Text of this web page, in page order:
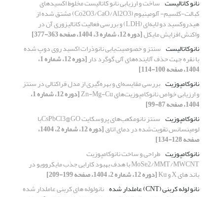
نانو کاتالیست ساخت و ارزیابی نانو کاتالیست مخلوط اکسیدهای
کبالت-کلسیم- آلومینیوم (Co2O3/CaO/Al2O3) مشتق شده از
هیدروکسید دو لایه‌ای (LDH) و بررسی فعالیت کاتالیزوری آن در
واکنش افزایش مایکل[دوره 12، شماره 3، 1404، صفحه 363-377]
نانوکاتالیست سنتز و خصوصیت‌یابی نانوذرات اکسید روی دوپ شده
با نقره جهت حذف آلاینده‌های آلی گوگرد دار [دوره 12، شماره 1،
1404، صفحه 100-114]
نانوکامپوزیت بررسی مقایسه‌ای و بهره‌گیری از مدل فراکتالی در سنتز
و ارزیابی خواص نانوکامپوزیت‌های Zn-Mg-Cu [دوره 12، شماره 1،
1404، صفحه 87-99]
نانوکامپوزیت
سنتز نانو‌مکعب‌های پروسکایت CsPbCl3@GOبا
لومینسانس تقویت‌شده در دمای اتاق [دوره 12، شماره 2، 1404،
صفحه 128-134]
نانوکامپوزیت طراحی و ساخت نانوکامپوزیت
MoSe2/MMT/MWCNT با هدف بهبود کارایی جذب مایکروویو در
باند های X و Ku
[دوره 12، شماره 2، 1404، صفحه 199-209]
نانو لوله کربنی (CNT) عاملدار شده
نانولوله های کربنی عاملدار شده